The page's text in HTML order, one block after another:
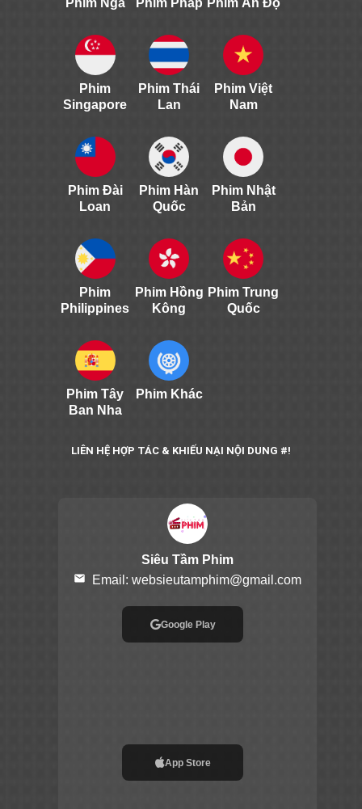
Phim
Singapore
Phim Thái
Lan
Phim Việt
Nam
Phim Đài
Loan
Phim Hàn
Quốc
Phim Nhật
Bản
Phim
Philippines
Phim Hồng
Kông
Phim Trung
Quốc
Phim Tây
Ban Nha
Phim Khác
LIÊN HỆ HỢP TÁC & KHIẾU NẠI NỘI DUNG #!
Siêu Tầm Phim
email Email: websieutamphim@gmail.com
Google Play
App Store